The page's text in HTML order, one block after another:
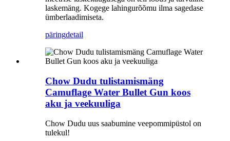
laskemäng. Kogege lahingurõõmu ilma sagedase
ümberlaadimiseta.
päringdetail
Chow Dudu tulistamismäng
Camuflage Water Bullet Gun koos
aku ja veekuuliga
Chow Dudu uus saabumine veepommipüstol on
tulekul!